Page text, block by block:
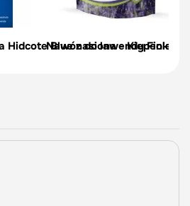
Blue nasiona - Kiepenkerl
Nawóz do lawendy